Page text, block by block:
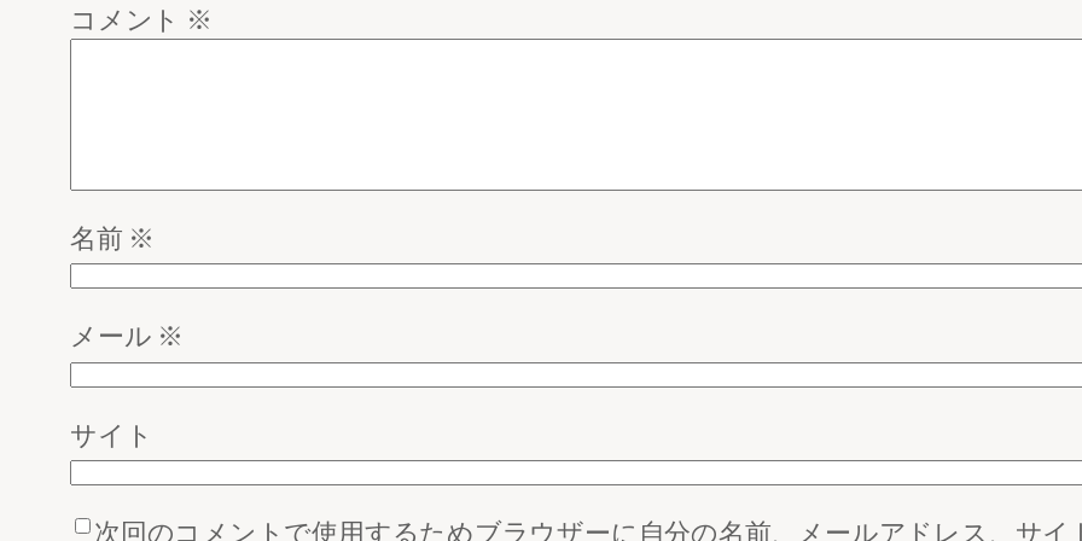
コメント ※
名前 ※
メール ※
サイト
次回のコメントで使用するためブラウザーに自分の名前、メールアドレス、サイ